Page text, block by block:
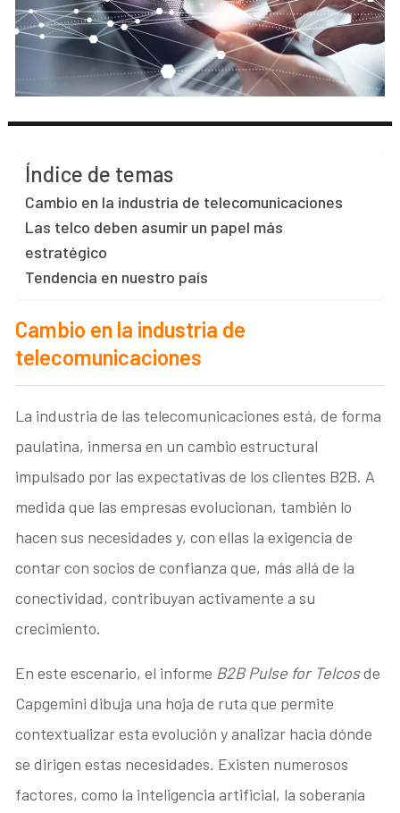
Índice de temas
Cambio en la industria de telecomunicaciones
Las telco deben asumir un papel más
estratégico
Tendencia en nuestro país
Cambio en la industria de
telecomunicaciones
La industria de las telecomunicaciones está, de forma
paulatina, inmersa en un cambio estructural
impulsado por las expectativas de los clientes B2B. A
medida que las empresas evolucionan, también lo
hacen sus necesidades y, con ellas la exigencia de
contar con socios de confianza que, más allá de la
conectividad, contribuyan activamente a su
crecimiento.
En este escenario, el informe B2B Pulse for Telcosde
Capgemini dibuja una hoja de ruta que permite
contextualizar esta evolución y analizar hacia dónde
se dirigen estas necesidades. Existen numerosos
factores, como la inteligencia artificial, la soberanía